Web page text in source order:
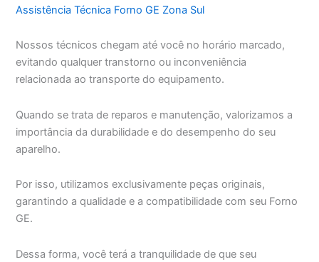
Assistência Técnica Forno GE Zona Sul
Nossos técnicos chegam até você no horário marcado,
evitando qualquer transtorno ou inconveniência
relacionada ao transporte do equipamento.
Quando se trata de reparos e manutenção, valorizamos a
importância da durabilidade e do desempenho do seu
aparelho.
Por isso, utilizamos exclusivamente peças originais,
garantindo a qualidade e a compatibilidade com seu Forno
GE.
Dessa forma, você terá a tranquilidade de que seu